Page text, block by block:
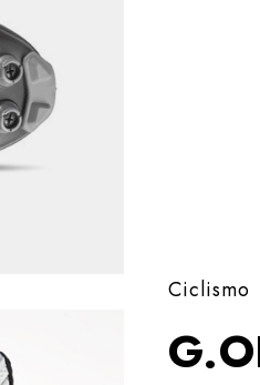
Ciclismo